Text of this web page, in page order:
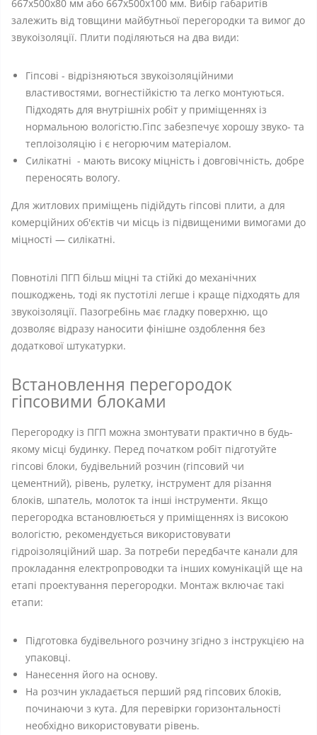
667x500x80 мм або 667x500x100 мм. Вибір габаритів
залежить від товщини майбутньої перегородки та вимог до
звукоізоляції. Плити поділяються на два види:
Гіпсові - відрізняються звукоізоляційними
властивостями, вогнестійкістю та легко монтуються.
Підходять для внутрішніх робіт у приміщеннях із
нормальною вологістю.Гіпс забезпечує хорошу звуко- та
теплоізоляцію і є негорючим матеріалом.
Силікатні - мають високу міцність і довговічність, добре
переносять вологу.
Для житлових приміщень підійдуть гіпсові плити, а для
комерційних об'єктів чи місць із підвищеними вимогами до
міцності — силікатні.
Повнотілі ПГП більш міцні та стійкі до механічних
пошкоджень, тоді як пустотілі легше і краще підходять для
звукоізоляції. Пазогребінь має гладку поверхню, що
дозволяє відразу наносити фінішне оздоблення без
додаткової штукатурки.
Встановлення перегородок
гіпсовими блоками
Перегородку із ПГП можна змонтувати практично в будь-
якому місці будинку. Перед початком робіт підготуйте
гіпсові блоки, будівельний розчин (гіпсовий чи
цементний), рівень, рулетку, інструмент для різання
блоків, шпатель, молоток та інші інструменти. Якщо
перегородка встановлюється у приміщеннях із високою
вологістю, рекомендується використовувати
гідроізоляційний шар. За потреби передбачте канали для
прокладання електропроводки та інших комунікацій ще на
етапі проектування перегородки. Монтаж включає такі
етапи:
Підготовка будівельного розчину згідно з інструкцією на
упаковці.
Нанесення його на основу.
На розчин укладається перший ряд гіпсових блоків,
починаючи з кута. Для перевірки горизонтальності
необхідно використовувати рівень.